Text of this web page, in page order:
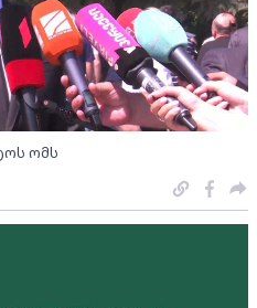
ომს